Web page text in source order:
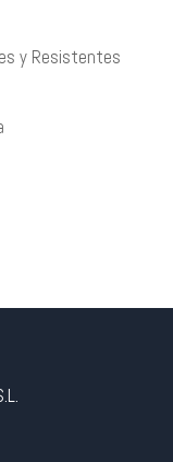
y Resistentes